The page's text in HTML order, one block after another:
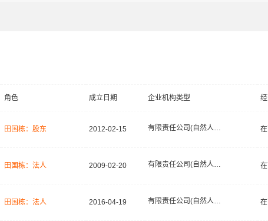
角色 成立日期 企业机构类型
田国栋：股东 2012-02-15 有限责任公司(自然人投资或控股) 在
田国栋：法人 2009-02-20 有限责任公司(自然人投资或控股) 在
田国栋：法人 2016-04-19 有限责任公司(自然人投资或控股) 在